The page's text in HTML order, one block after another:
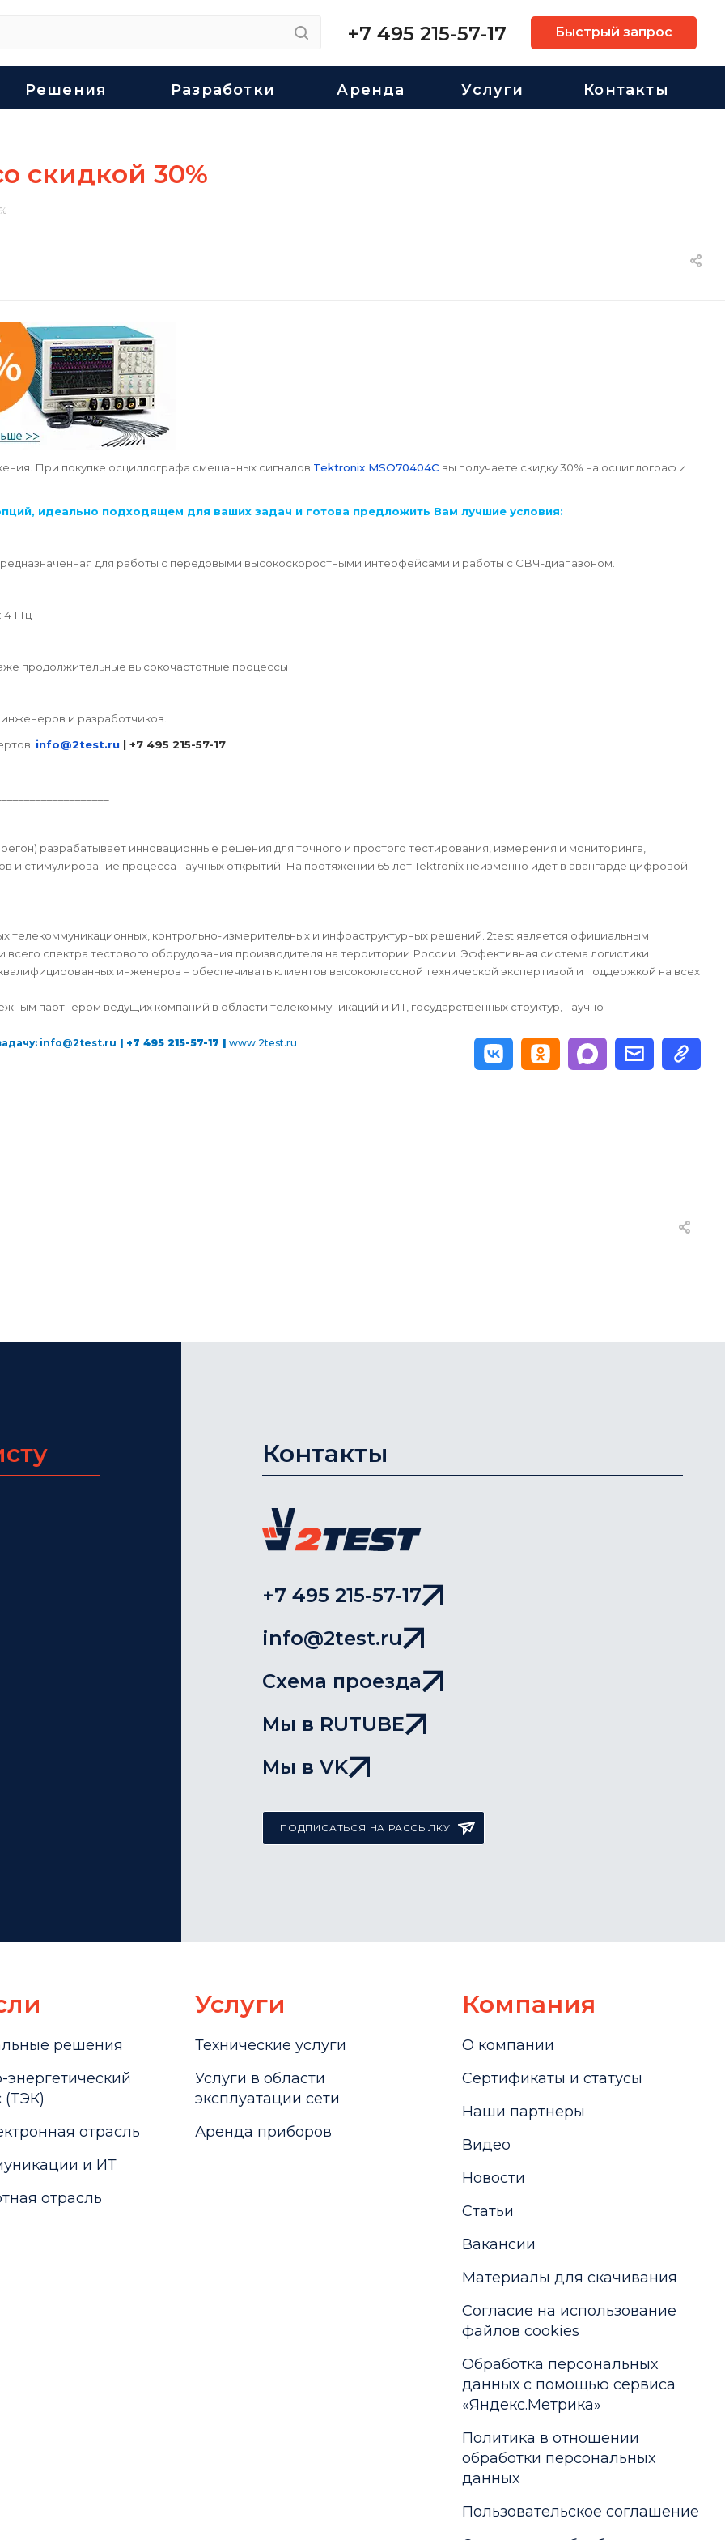
+7 495 215-57-17 Быстрый запрос
Решения Разработки Аренда Услуги Контакты
скидкой 30%
. При покупке осциллографа смешанных сигналов Tektronix MSO70404C вы получаете скидку 30% на осциллограф и
идеально подходящем для ваших задач и готова предложить Вам лучшие условия:
для работы с передовыми высокоскоростными интерфейсами и работы с СВЧ-диапазоном.
ГГц
продолжительные высокочастотные процессы
и разработчиков.
info@2test.ru | +7 495 215-57-17
разрабатывает инновационные решения для точного и простого тестирования, измерения и мониторинга,
и стимулирование процесса научных открытий. На протяжении 65 лет Tektronix неизменно идет в авангарде цифровой
телекоммуникационных, контрольно-измерительных и инфраструктурных решений. 2test является официальным
спектра тестового оборудования производителя на территории России. Эффективная система логистики
инженеров – обеспечивать клиентов высококлассной технической экспертизой и поддержкой на всех
партнером ведущих компаний в области телекоммуникаций и ИТ, государственных структур, научно-
info@2test.ru | +7 495 215-57-17 | www.2test.ru
Контакты
+7 495 215-57-17
info@2test.ru
Схема проезда
Мы в RUTUBE
Мы в VK
ПОДПИСАТЬСЯ НА РАССЫЛКУ
решения
энергетический
(ТЭК)
отрасль
и ИТ
отрасль
Услуги
Технические услуги
Услуги в области
эксплуатации сети
Аренда приборов
Компания
О компании
Сертификаты и статусы
Наши партнеры
Видео
Новости
Статьи
Вакансии
Материалы для скачивания
Cогласие на использование
файлов cookies
Обработка персональных
данных с помощью сервиса
«Яндекс.Метрика»
Политика в отношении
обработки персональных
данных
Пользовательское соглашение